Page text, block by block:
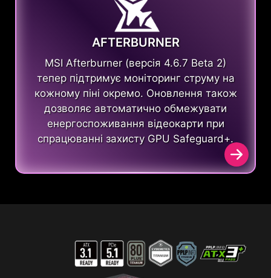
AFTERBURNER
MSI Afterburner (версія 4.6.7 Beta 2)
тепер підтримує моніторинг струму на
кожному піні окремо. Оновлення також
дозволяє автоматично обмежувати
енергоспоживання відеокарти при
спрацюванні захисту GPU Safeguard+.